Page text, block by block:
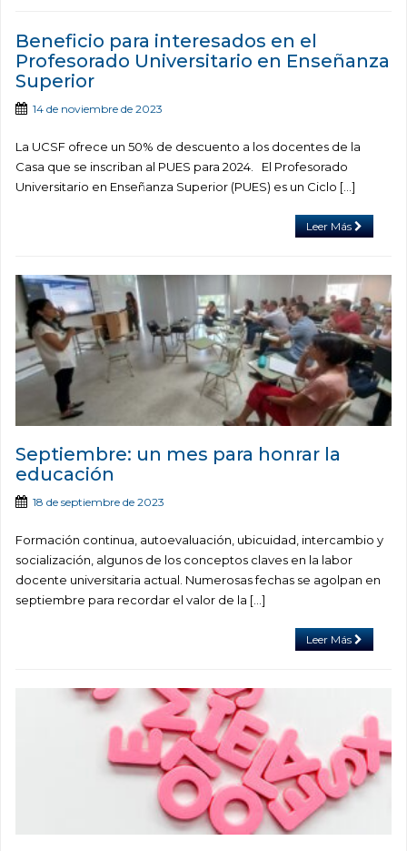
Beneficio para interesados en el
Profesorado Universitario en Enseñanza
Superior
14 de noviembre de 2023
La UCSF ofrece un 50% de descuento a los docentes de la
Casa que se inscriban al PUES para 2024. El Profesorado
Universitario en Enseñanza Superior (PUES) es un Ciclo […]
Leer Más
Septiembre: un mes para honrar la
educación
18 de septiembre de 2023
Formación continua, autoevaluación, ubicuidad, intercambio y
socialización, algunos de los conceptos claves en la labor
docente universitaria actual. Numerosas fechas se agolpan en
septiembre para recordar el valor de la […]
Leer Más